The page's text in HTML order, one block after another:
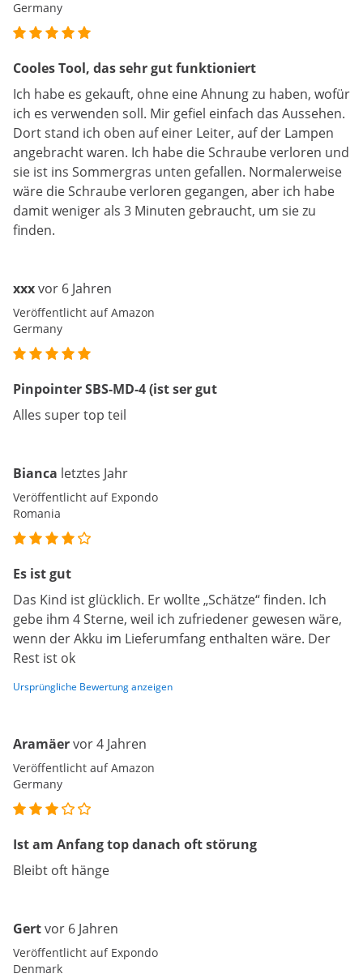
Germany
Cooles Tool, das sehr gut funktioniert
Ich habe es gekauft, ohne eine Ahnung zu haben, wofür
ich es verwenden soll. Mir gefiel einfach das Aussehen.
Dort stand ich oben auf einer Leiter, auf der Lampen
angebracht waren. Ich habe die Schraube verloren und
sie ist ins Sommergras unten gefallen. Normalerweise
wäre die Schraube verloren gegangen, aber ich habe
damit weniger als 3 Minuten gebraucht, um sie zu
finden.
xxxvor 6 Jahren
Veröffentlicht auf Amazon
Germany
Pinpointer SBS-MD-4 (ist ser gut
Alles super top teil
Bianca letztes Jahr
Veröffentlicht auf Expondo
Romania
Es ist gut
Das Kind ist glücklich. Er wollte „Schätze“ finden. Ich
gebe ihm 4 Sterne, weil ich zufriedener gewesen wäre,
wenn der Akku im Lieferumfang enthalten wäre. Der
Rest ist ok
Ursprüngliche Bewertung anzeigen
Aramäervor 4 Jahren
Veröffentlicht auf Amazon
Germany
Ist am Anfang top danach oft störung
Bleibt oft hänge
Gertvor 6 Jahren
Veröffentlicht auf Expondo
Denmark